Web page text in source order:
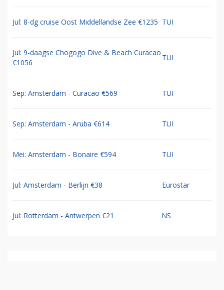
Jul: 8-dg cruise Oost Middellandse Zee €1235 TUI
Jul: 9-daagse Chogogo Dive & Beach Curacao
€1056
TUI
Sep: Amsterdam - Curacao €569 TUI
Sep: Amsterdam - Aruba €614 TUI
Mei: Amsterdam - Bonaire €594 TUI
Jul: Amsterdam - Berlijn €38 Eurostar
Jul: Rotterdam - Antwerpen €21 NS